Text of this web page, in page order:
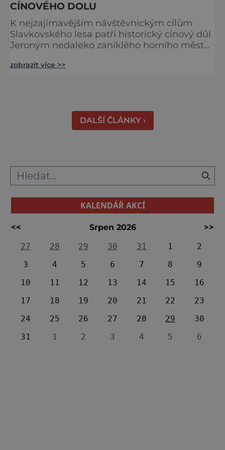
CÍNOVÉHO DOLU
K nejzajímavějším návštěvnickým cílům
Slavkovského lesa patří historický cínový důl
Jeroným nedaleko zaniklého horního města
středověku. Národní kulturní památka je
práci tehdejších horníků. [gallery
ids="91631,91630,91632,91633,91634,91635,9
zobrazit více >>
DALŠÍ ČLÁNKY ›
KALENDÁŘ AKCÍ
<< Srpen 2026
>>
27
28 29 30 31 1
2
3
4 5 6 7 8
9
10
11 12 13 14 15
16
17
18 19 20 21 22
23
24
25 26 27 28 29
30
31
1 2 3 4 5 6